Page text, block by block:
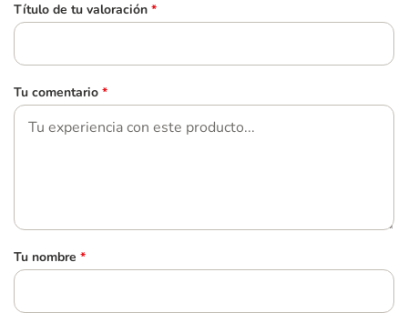
Título de tu valoración *
Tu comentario *
Tu nombre *